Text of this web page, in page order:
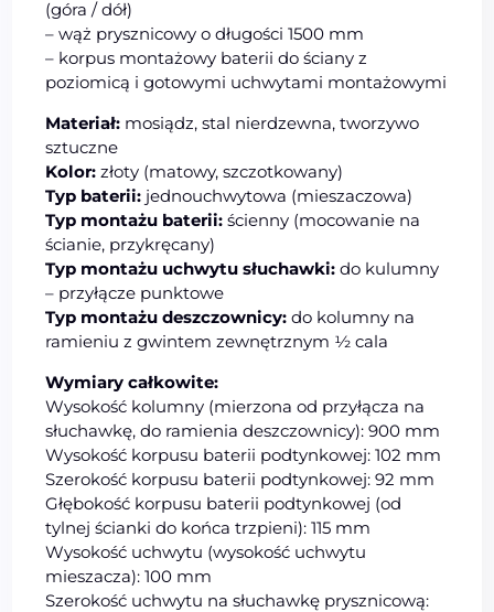
(góra / dół)
– wąż prysznicowy o długości 1500 mm
– korpus montażowy baterii do ściany z
poziomicą i gotowymi uchwytami montażowymi
Materiał: mosiądz, stal nierdzewna, tworzywo
sztuczne
Kolor: złoty (matowy, szczotkowany)
Typ baterii: jednouchwytowa (mieszaczowa)
Typ montażu baterii: ścienny (mocowanie na
ścianie, przykręcany)
Typ montażu uchwytu słuchawki: do kulumny
– przyłącze punktowe
Typ montażu deszczownicy: do kolumny na
ramieniu z gwintem zewnętrznym ½ cala
Wymiary całkowite:
Wysokość kolumny (mierzona od przyłącza na
słuchawkę, do ramienia deszczownicy): 900 mm
Wysokość korpusu baterii podtynkowej: 102 mm
Szerokość korpusu baterii podtynkowej: 92 mm
Głębokość korpusu baterii podtynkowej (od
tylnej ścianki do końca trzpieni): 115 mm
Wysokość uchwytu (wysokość uchwytu
mieszacza): 100 mm
Szerokość uchwytu na słuchawkę prysznicową: